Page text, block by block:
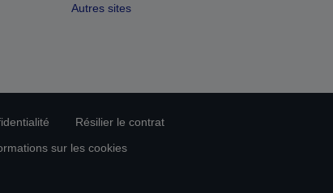
Autres sites
Résilier le contrat
sur les cookies